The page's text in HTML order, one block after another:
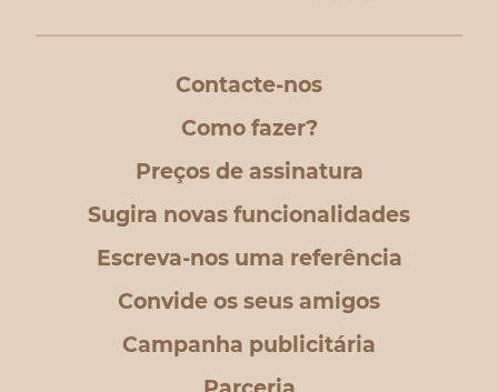
Contacte-nos
Como fazer?
Preços de assinatura
Sugira novas funcionalidades
Escreva-nos uma referência
Convide os seus amigos
Campanha publicitária